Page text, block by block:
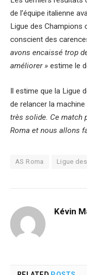
de l’équipe italienne
Ligue des Champions
conscient des
avons encaissé trop
améliorer » estime le
Il estime que la Ligue
de relancer la machine
très solide. Ce match
Roma et nous allons
AS Roma Ligue
Kévin